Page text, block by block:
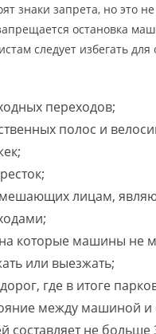
знаки запрета, но это
остановка
следует избегать
переходов;
полос и
мешающих лицам,
которые машины не
или выезжать;
где в итоге
между машиной
составляет не больше